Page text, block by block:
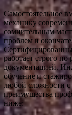
Самостоятельное
механику
сомнительным
проблем и
работает строго по
документацией.
обучение и
любой сложности с
преимущества
ниже: